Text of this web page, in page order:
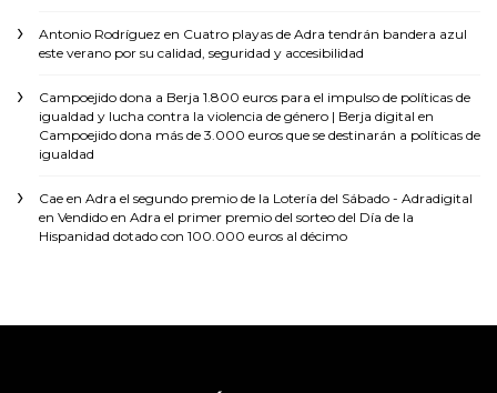
Antonio Rodríguez en Cuatro playas de Adra tendrán bandera azul
este verano por su calidad, seguridad y accesibilidad
Campoejido dona a Berja 1.800 euros para el impulso de políticas de
igualdad y lucha contra la violencia de género | Berja digital en
Campoejido dona más de 3.000 euros que se destinarán a políticas de
igualdad
Cae en Adra el segundo premio de la Lotería del Sábado - Adradigital
en Vendido en Adra el primer premio del sorteo del Día de la
Hispanidad dotado con 100.000 euros al décimo